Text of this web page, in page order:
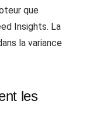
que
Insights. La
la variance
les